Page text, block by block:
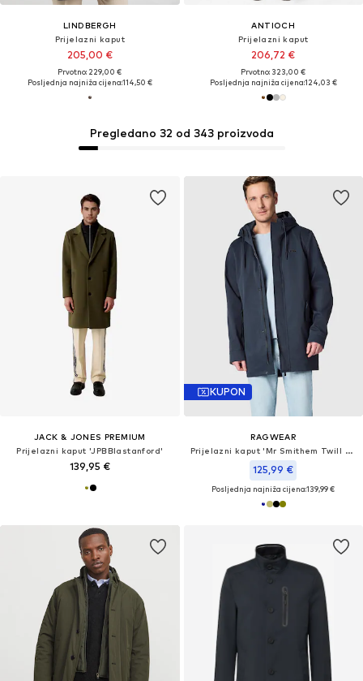
LINDBERGH
Prijelazni kaput
205,00 €
Prvotno: 229,00 €
Posljednja najniža cijena:114,50 €
ANTIOCH
Prijelazni kaput
206,72 €
Prvotno: 323,00 €
Posljednja najniža cijena:124,03 €
JACK & JONES PREMIUM
Prijelazni kaput 'JPBBlastanford'
139,95 €
KUPON
RAGWEAR
Prijelazni kaput 'Mr Smithem Twill Youmodo'
125,99 €
Posljednja najniža cijena:139,99 €
Pregledano 32 od 343 proizvoda